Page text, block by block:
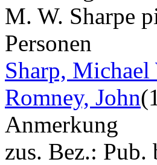
M. W. Sharpe
Personen
Sharp,
Romney, John
Anmerkung
zus. Bez.: